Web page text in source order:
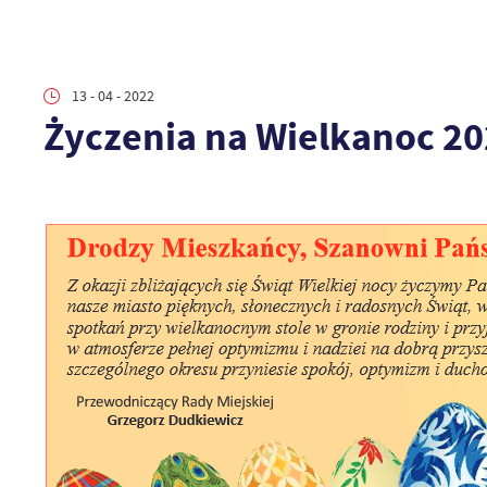
13 - 04 - 2022
Życzenia na Wielkanoc